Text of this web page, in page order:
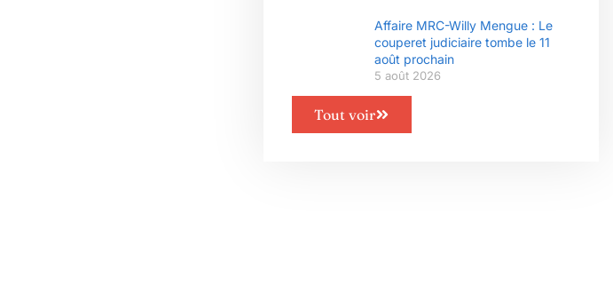
Affaire MRC-Willy Mengue : Le
couperet judiciaire tombe le 11
août prochain
5 août 2026
Tout voir